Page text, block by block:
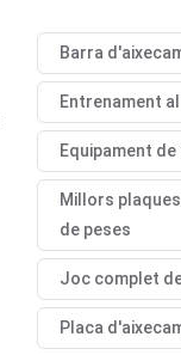
Barra
Entrenament
Equipament
Millors
de peses
Joc complet
Placa